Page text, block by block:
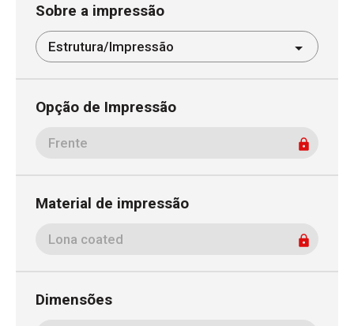
Sobre a impressão
Opção de Impressão
Material de impressão
Dimensões